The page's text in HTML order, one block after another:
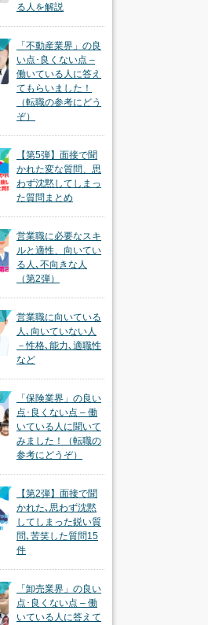
る人を解説
「不動産業界」の良
い点･良くない点 –
働いている人に答え
てもらいました！
（転職の参考にどう
ぞ）
【第5弾】面接で聞
かれた変な質問、思
わず沈黙してしまっ
た質問まとめ
営業職に必要なスキ
ルと適性、向いてい
る人､不向きな人
（第2弾）
営業職に向いている
人､向いていない人
－性格､能力､適職性
など
「保険業界」の良い
点･良くない点 – 働
いている人に聞いて
みました！（転職の
参考にどうぞ）
【第2弾】面接で聞
かれた､思わず沈黙
してしまった鋭い質
問､苦笑した質問15
件
「卸売業界」の良い
点･良くない点 – 働
いている人に答えて